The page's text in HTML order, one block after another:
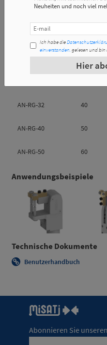
AN-RG-50
Artikel-Nr. e1
AN-RG-32 40
AN-RG-40 50
AN-RG-50 60
Anwendungsbeispiele
Technische Dokumente
Benutzerhandbuch
Neuheiten und noch viel
Ich habe die
einverstanden. gelesen und bin
Hier
Abonnieren Sie